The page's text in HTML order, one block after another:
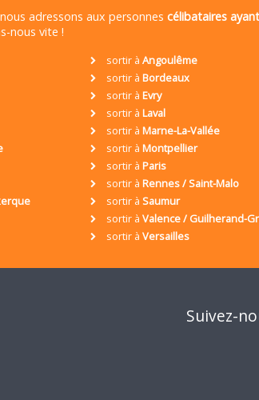
adressons aux personnes célibataires
nous vite !
sortir à Angoulême
sortir à Bordeaux
sortir à Evry
sortir à Laval
sortir à Marne-La-Vallée
sortir à Montpellier
sortir à Paris
sortir à Rennes / Saint-Malo
sortir à Saumur
sortir à Valence / Guilherand-
sortir à Versailles
Suivez-